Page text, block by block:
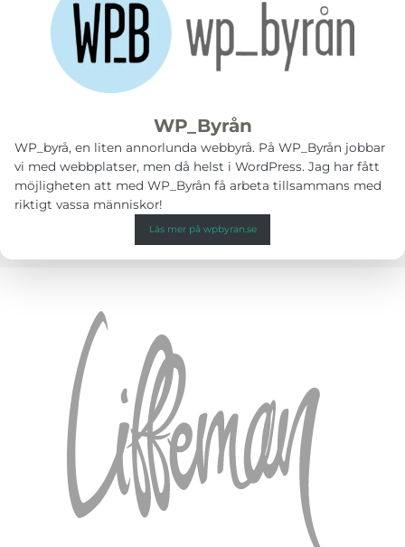
WP_Byrån
WP_byrå, en liten annorlunda webbyrå. På WP_Byrån jobbar
vi med webbplatser, men då helst i WordPress. Jag har fått
möjligheten att med WP_Byrån få arbeta tillsammans med
riktigt vassa människor!
Läs mer på wpbyran.se